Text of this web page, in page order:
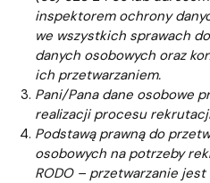
inspektorem ochrony
we wszystkich sprawach
danych osobowych oraz
ich przetwarzaniem.
Pani/Pana dane osobowe
realizacji procesu
Podstawą prawną do
osobowych na potrzeby
RODO – przetwarzanie